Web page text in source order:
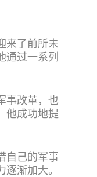
来了前所未
通过一系列
事改革，也
他成功地提
自己的军事
渐加大。